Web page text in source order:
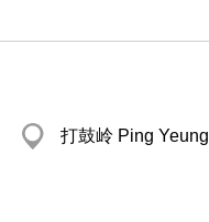
打鼓岭 Ping Yeung